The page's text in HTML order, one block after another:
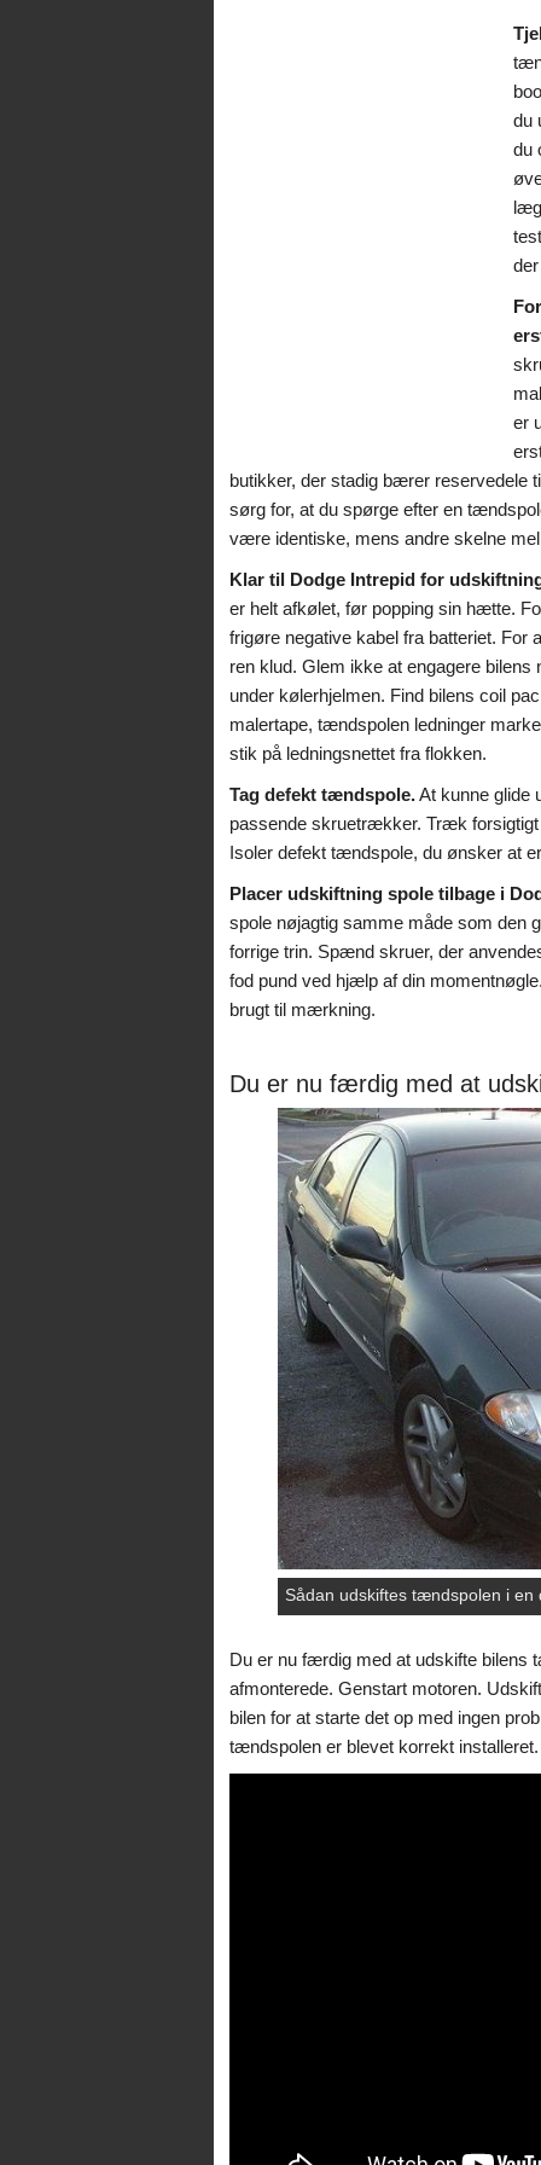
du
du
er
butikker, der stadig bærer reservedele
sørg for, at du spørge efter en
være identiske, mens andre skelne
Klar til Dodge Intrepid for
er helt afkølet, før popping sin hætte.
frigøre negative kabel fra batteriet. For
ren klud. Glem ikke at engagere
under kølerhjelmen. Find bilens coil
malertape, tændspolen ledninger
stik på ledningsnettet fra flokken.
Tag defekt tændspole.At kunne glide
passende skruetrækker. Træk
Isoler defekt tændspole, du ønsker at
Placer udskiftning spole tilbage i
spole nøjagtig samme måde som den
forrige trin. Spænd skruer, der
fod pund ved hjælp af din
brugt til mærkning.
Du er nu færdig med at
Sådan udskiftes tændspolen i
Du er nu færdig med at udskifte bilens
afmonterede. Genstart motoren.
bilen for at starte det op med ingen
tændspolen er blevet korrekt installeret.